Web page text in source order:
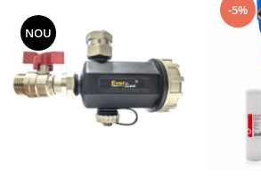
Sistem canalizare exterioara
Sistem canalizare interioara
DEDURIZARE
Statii de dedurizare
Accesorii statii dedurizare
NOU
-5%